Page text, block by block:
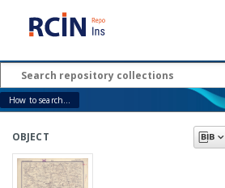
How to search...
OBJECT